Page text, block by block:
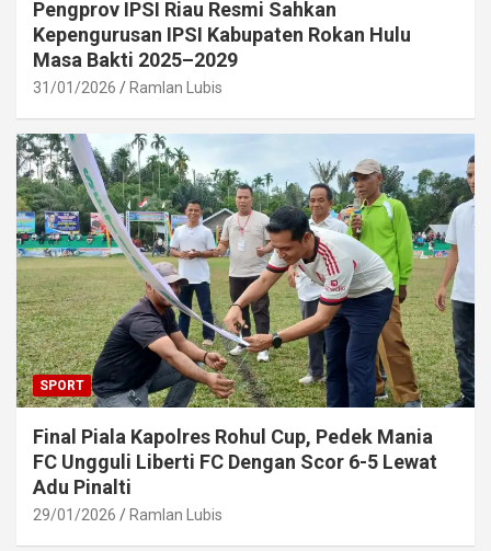
Pengprov IPSI Riau Resmi Sahkan
Kepengurusan IPSI Kabupaten Rokan Hulu
Masa Bakti 2025–2029
31/01/2026 Ramlan Lubis
SPORT
Final Piala Kapolres Rohul Cup, Pedek Mania
FC Ungguli Liberti FC Dengan Scor 6-5 Lewat
Adu Pinalti
29/01/2026 Ramlan Lubis